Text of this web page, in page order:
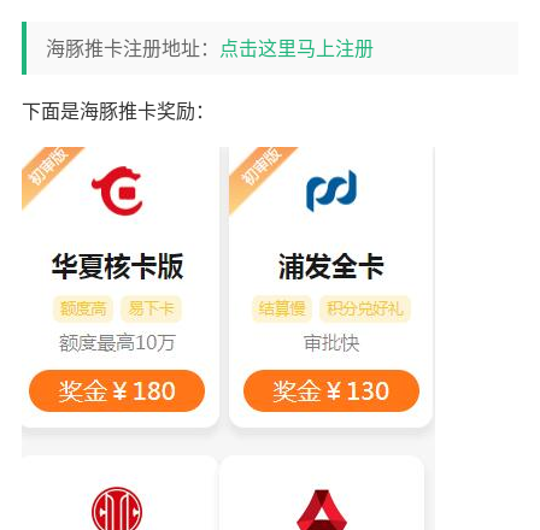
海豚推卡注册地址： 点击这里马上注册
下面是海豚推卡奖励：